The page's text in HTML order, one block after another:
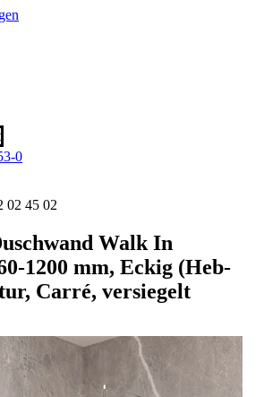
0
02 45 02
Walk In
1200 mm, Eckig (Heb-
Carré, versiegelt